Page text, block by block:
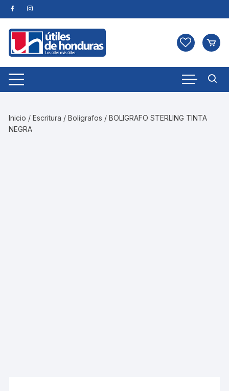
Skip
to
content
Inicio /Escritura /Boligrafos / BOLIGRAFO STERLING TINTA
NEGRA